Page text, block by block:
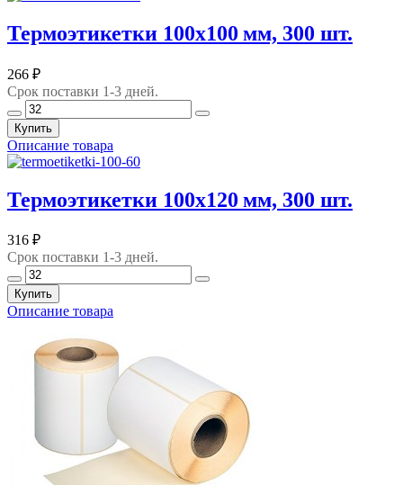
Термоэтикетки 100х100 мм, 300 шт.
266 ₽
Срок поставки 1-3 дней.
Купить
Описание товара
Термоэтикетки 100х120 мм, 300 шт.
316 ₽
Срок поставки 1-3 дней.
Купить
Описание товара